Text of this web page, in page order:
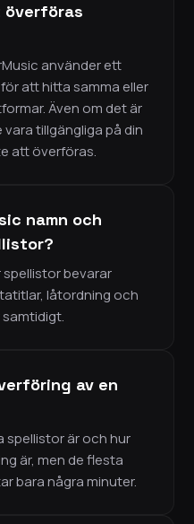
överföras
använder ett
att hitta samma eller
Även om det är
tillgängliga på din
att överföras.
namn och
spellistor bevarar
låtordning och
av en
spellistor är och hur
är, men de flesta
bara några minuter.